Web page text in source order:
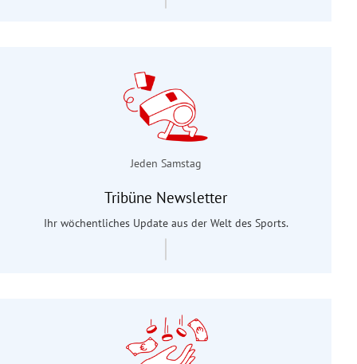
Jeden Samstag
Tribüne Newsletter
Ihr wöchentliches Update aus der Welt des Sports.